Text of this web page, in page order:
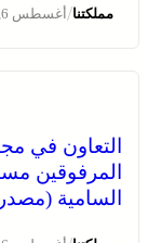
مملكتنا/أغسطس 6, 2026
التعاون في
المرفوقين
السامية
نقابات تطلب